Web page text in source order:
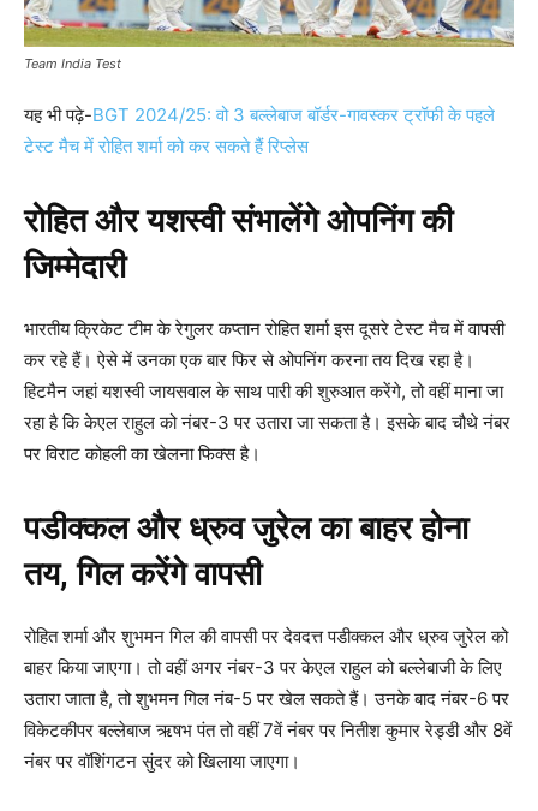
Team India Test
यह भी पढ़े-BGT 2024/25: वो 3 बल्लेबाज बॉर्डर-गावस्कर ट्रॉफी के पहले
टेस्ट मैच में रोहित शर्मा को कर सकते हैं रिप्लेस
रोहित और यशस्वी संभालेंगे ओपनिंग की
जिम्मेदारी
भारतीय क्रिकेट टीम के रेगुलर कप्तान रोहित शर्मा इस दूसरे टेस्ट मैच में वापसी
कर रहे हैं। ऐसे में उनका एक बार फिर से ओपनिंग करना तय दिख रहा है।
हिटमैन जहां यशस्वी जायसवाल के साथ पारी की शुरुआत करेंगे, तो वहीं माना जा
रहा है कि केएल राहुल को नंबर-3 पर उतारा जा सकता है। इसके बाद चौथे नंबर
पर विराट कोहली का खेलना फिक्स है।
पडीक्कल और ध्रुव जुरेल का बाहर होना
तय, गिल करेंगे वापसी
रोहित शर्मा और शुभमन गिल की वापसी पर देवदत्त पडीक्कल और ध्रुव जुरेल को
बाहर किया जाएगा। तो वहीं अगर नंबर-3 पर केएल राहुल को बल्लेबाजी के लिए
उतारा जाता है, तो शुभमन गिल नंब-5 पर खेल सकते हैं। उनके बाद नंबर-6 पर
विकेटकीपर बल्लेबाज ऋषभ पंत तो वहीं 7वें नंबर पर नितीश कुमार रेड्डी और 8वें
नंबर पर वॉशिंगटन सुंदर को खिलाया जाएगा।